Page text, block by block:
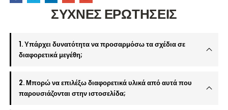
ΣΥΧΝΕΣ ΕΡΩΤΗΣΕΙΣ
1. Υπάρχει δυνατότητα να προσαρμόσω τα σχέδια σε
διαφορετικά μεγέθη;
2. Μπορώ να επιλέξω διαφορετικά υλικά από αυτά που
παρουσιάζονται στην ιστοσελίδα;